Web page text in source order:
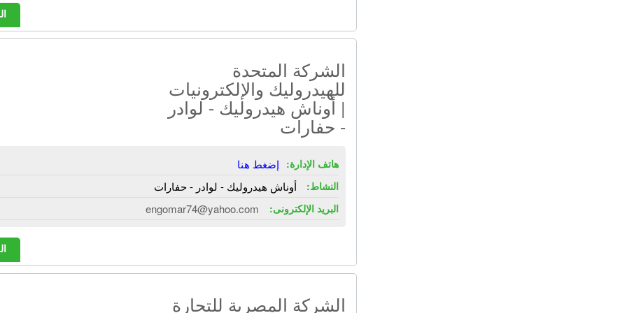
الشركة المتحدة
للهيدروليك والإلكترونيات
| أوناش هيدروليك - لوادر
- حفارات
هاتف الإدارة: إضغط هنا
النشاط: أوناش هيدروليك - لوادر - حفارات
البريد الإلكترونى: engomar74@yahoo.com
الشركة المصرية للتجارة